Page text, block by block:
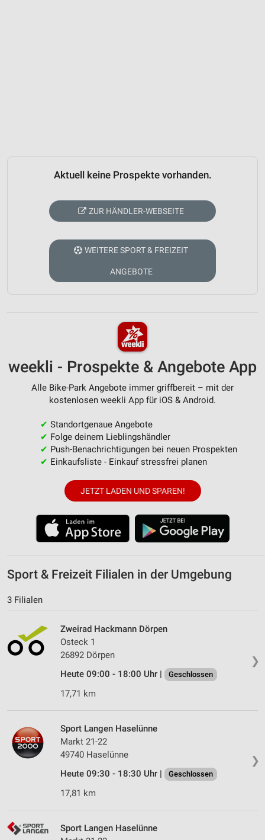
Aktuell keine Prospekte vorhanden.
ZUR HÄNDLER-WEBSEITE
WEITERE SPORT & FREIZEIT
ANGEBOTE
weekli - Prospekte & Angebote App
Alle Bike-Park Angebote immer griffbereit – mit der
kostenlosen weekli App für iOS & Android.
✔ Standortgenaue Angebote
✔ Folge deinem Lieblingshändler
✔ Push-Benachrichtigungen bei neuen Prospekten
✔ Einkaufsliste - Einkauf stressfrei planen
JETZT LADEN UND SPAREN!
Sport & Freizeit Filialen in der Umgebung
3 Filialen
❯
Zweirad Hackmann Dörpen
Osteck 1
26892 Dörpen
Heute 09:00 - 18:00 Uhr |
Geschlossen
17,71 km
❯
Sport Langen Haselünne
Markt 21-22
49740 Haselünne
Heute 09:30 - 18:30 Uhr |
Geschlossen
17,81 km
Sport Langen Haselünne